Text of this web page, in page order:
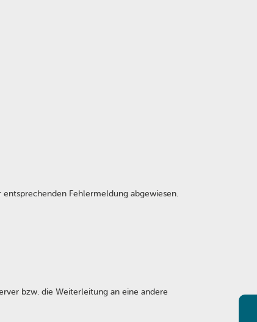
Fehlermeldung abgewiesen.
bzw. die Weiterleitung an eine andere